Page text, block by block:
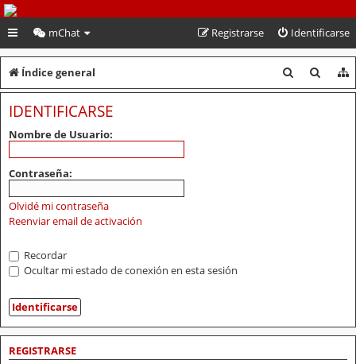
PeruVoley.com
mChat Identificarse
Registrarse
Índice general
u
u
IDENTIFICARSE
Nombre de Usuario:
Contraseña:
Olvidé mi contraseña
Reenviar email de activación
Recordar
Ocultar mi estado de conexión en esta sesión
REGISTRARSE